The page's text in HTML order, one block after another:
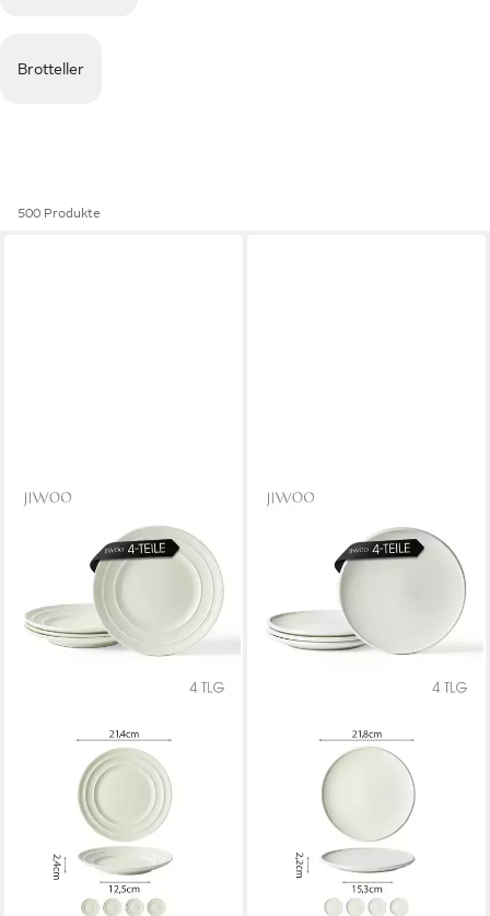
Brotteller
500 Produkte